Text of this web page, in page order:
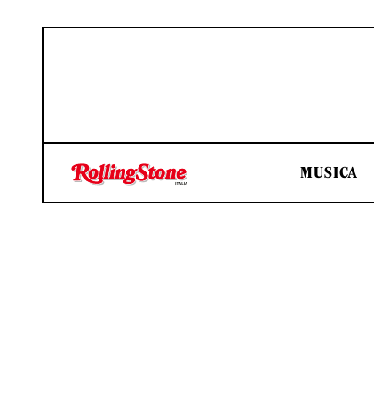
MUSICA